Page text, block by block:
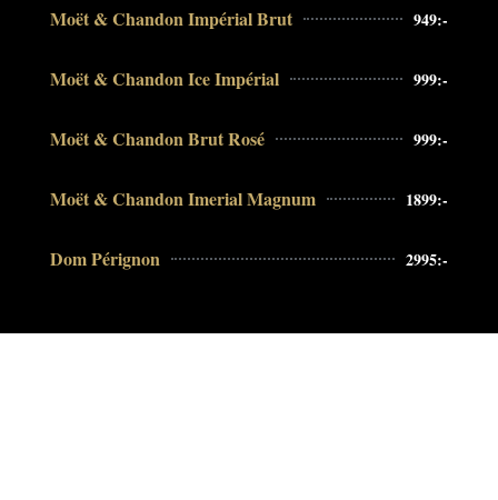
Moët & Chandon Impérial Brut 949:-
Moët & Chandon Ice Impérial 999:-
Moët & Chandon Brut Rosé 999:-
Moët & Chandon Imerial Magnum 1899:-
Dom Pérignon 2995:-